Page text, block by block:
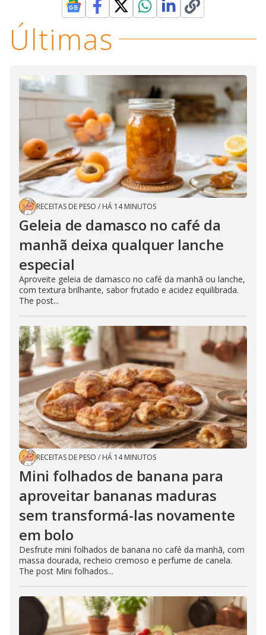
Últimas
RECEITAS DE PESO / HÁ 14 MINUTOS
Geleia de damasco no café da
manhã deixa qualquer lanche
especial
Aproveite geleia de damasco no café da manhã ou lanche,
com textura brilhante, sabor frutado e acidez equilibrada.
The post...
RECEITAS DE PESO / HÁ 14 MINUTOS
Mini folhados de banana para
aproveitar bananas maduras
sem transformá-las novamente
em bolo
Desfrute mini folhados de banana no café da manhã, com
massa dourada, recheio cremoso e perfume de canela.
The post Mini folhados...